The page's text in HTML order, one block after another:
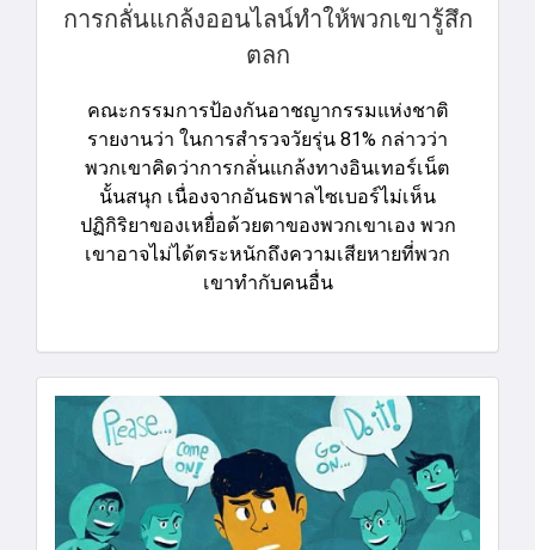
การกลั่นแกล้งออนไลน์ทําให้พวกเขารู้สึก
ตลก
คณะกรรมการป้องกันอาชญากรรมแห่งชาติ
รายงานว่า ในการสํารวจวัยรุ่น 81% กล่าวว่า
พวกเขาคิดว่าการกลั่นแกล้งทางอินเทอร์เน็ต
นั้นสนุก เนื่องจากอันธพาลไซเบอร์ไม่เห็น
ปฏิกิริยาของเหยื่อด้วยตาของพวกเขาเอง พวก
เขาอาจไม่ได้ตระหนักถึงความเสียหายที่พวก
เขาทํากับคนอื่น